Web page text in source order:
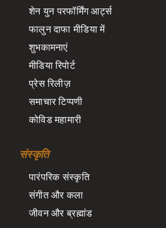
शेन युन परफॉर्मिंग आर्ट्स
फालुन दाफा मीडिया में
शुभकामनाएं
मीडिया रिपोर्ट
प्रेस रिलीज़
समाचार टिप्पणी
कोविड महामारी
संस्कृति
पारंपरिक संस्कृति
संगीत और कला
जीवन और ब्रह्मांड